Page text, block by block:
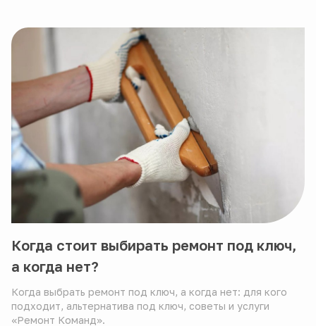
Когда стоит выбирать ремонт под ключ,
а когда нет?
Когда выбрать ремонт под ключ, а когда нет: для кого
подходит, альтернатива под ключ, советы и услуги
«Ремонт Команд».